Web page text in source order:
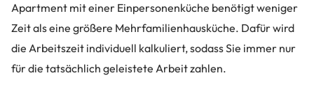
Apartment mit einer Einpersonenküche benötigt weniger
Zeit als eine größere Mehrfamilienhausküche. Dafür wird
die Arbeitszeit individuell kalkuliert, sodass Sie immer nur
für die tatsächlich geleistete Arbeit zahlen.